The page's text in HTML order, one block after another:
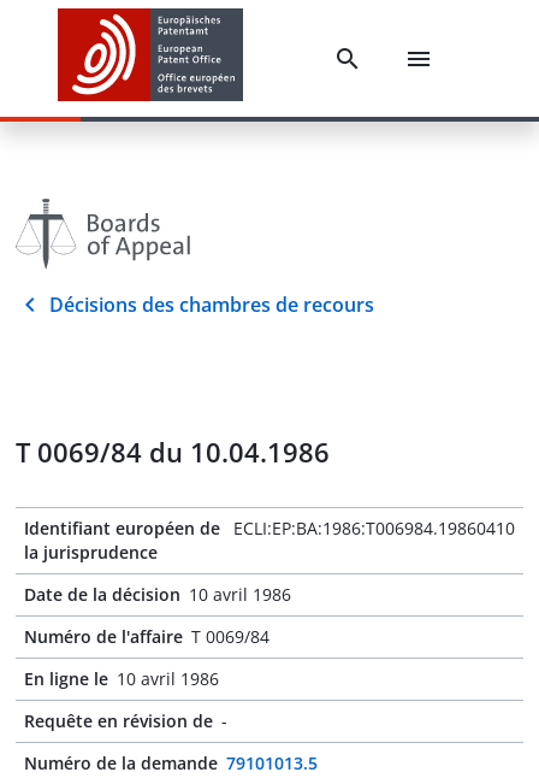
Décisions des chambres de recours
T 0069/84 du 10.04.1986
Identifiant européen de
la jurisprudence
ECLI:EP:BA:1986:T006984.19860410
Date de la décision 10 avril 1986
Numéro de l'affaire T 0069/84
En ligne le 10 avril 1986
Requête en révision de -
Numéro de la demande 79101013.5